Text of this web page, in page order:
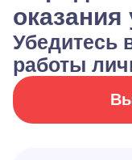
оказания
Убедитесь
работы